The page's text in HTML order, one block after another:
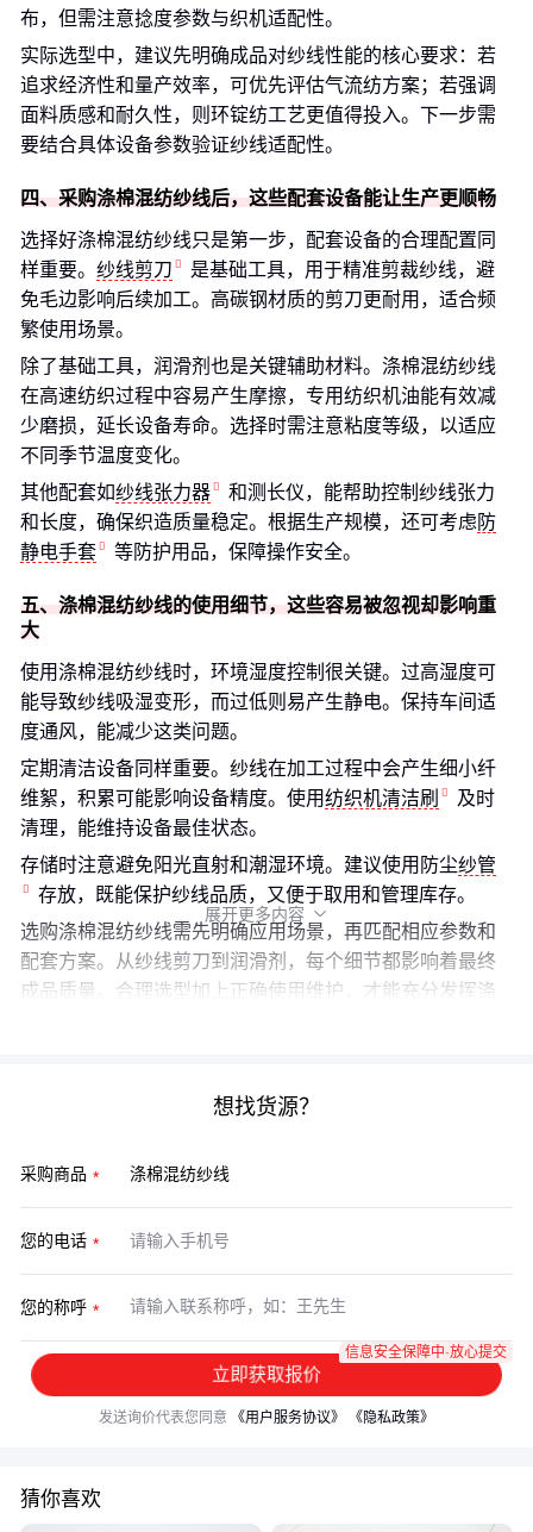
布，但需注意捻度参数与织机适配性。
实际选型中，建议先明确成品对纱线性能的核心要求：若
追求经济性和量产效率，可优先评估气流纺方案；若强调
面料质感和耐久性，则环锭纺工艺更值得投入。下一步需
要结合具体设备参数验证纱线适配性。
四、采购涤棉混纺纱线后，这些配套设备能让生产更顺畅
选择好涤棉混纺纱线只是第一步，配套设备的合理配置同
样重要。 纱线剪刀
是基础工具，用于精准剪裁纱线，避
免毛边影响后续加工。高碳钢材质的剪刀更耐用，适合频
繁使用场景。
除了基础工具，润滑剂也是关键辅助材料。涤棉混纺纱线
在高速纺织过程中容易产生摩擦，专用纺织机油能有效减
少磨损，延长设备寿命。选择时需注意粘度等级，以适应
不同季节温度变化。
其他配套如纱线张力器
和测长仪，能帮助控制纱线张力
和长度，确保织造质量稳定。根据生产规模，还可考虑 防
静电手套
等防护用品，保障操作安全。
五、涤棉混纺纱线的使用细节，这些容易被忽视却影响重
大
使用涤棉混纺纱线时，环境湿度控制很关键。过高湿度可
能导致纱线吸湿变形，而过低则易产生静电。保持车间适
度通风，能减少这类问题。
定期清洁设备同样重要。纱线在加工过程中会产生细小纤
维絮，积累可能影响设备精度。使用纺织机清洁刷
及时
清理，能维持设备最佳状态。
存储时注意避免阳光直射和潮湿环境。建议使用防尘纱管
存放，既能保护纱线品质，又便于取用和管理库存。
选购涤棉混纺纱线需先明确应用场景，再匹配相应参数和
配套方案。从纱线剪刀到润滑剂，每个细节都影响着最终
成品质量。合理选型加上正确使用维护，才能充分发挥涤
展开更多内容 
想找货源？
采购商品
您的电话
您的称呼
立即获取报价
信息安全保障中·放心提交
发送询价代表您同意 《用户服务协议》 《隐私政策》
猜你喜欢